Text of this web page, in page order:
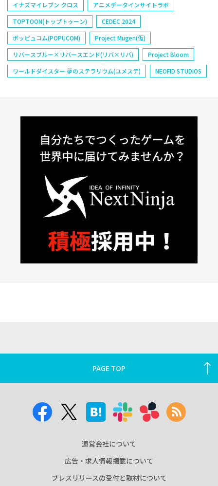
イナズマイレブン クロス
アニメデータインサイトラボ
TOPTOON(トップトゥーン)
CEDEC 2024
ポッピュコム(POPUCOM)
Project Mugen(仮)
リバースブルー×リバースエンド(リバ×リバ)
Project Bloom
ワールドダイスター 夢のステラリウム(ユメステ)
NEOFID STUDIOS
PAGE TOP
運営会社について
広告・求人情報掲載について
プレスリリースの受付と取材について